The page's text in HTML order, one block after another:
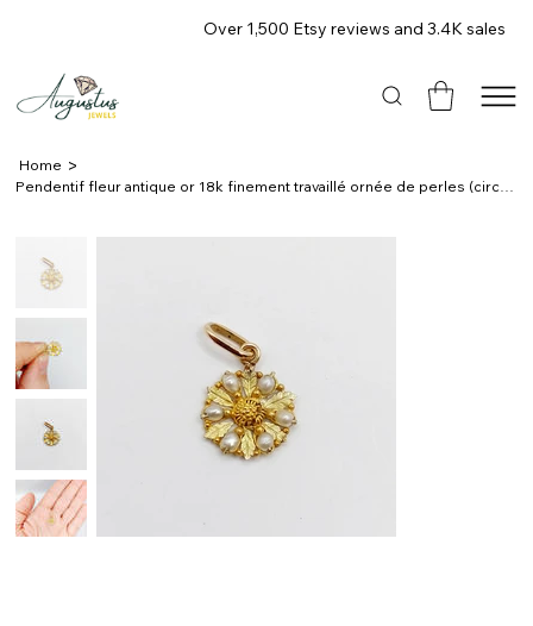
Over 1,500 Etsy reviews and 3.4K sales
Home >
Pendentif fleur antique or 18k finement travaillé ornée de perles (circa 1900)